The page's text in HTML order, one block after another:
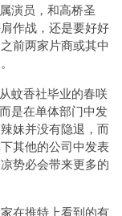
演员，和高桥圣
作战，还是要好好
前两家片商或其中
蚊香社毕业的春咲
是在单体部门中发
妹并没有隐退，而
其他的公司中发表
势必会带来更多的
在推特上看到的有